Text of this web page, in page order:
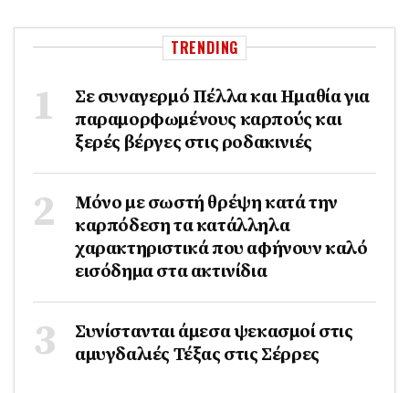
TRENDING
Σε συναγερμό Πέλλα και Ημαθία για
παραμορφωμένους καρπούς και
ξερές βέργες στις ροδακινιές
Μόνο με σωστή θρέψη κατά την
καρπόδεση τα κατάλληλα
χαρακτηριστικά που αφήνουν καλό
εισόδημα στα ακτινίδια
Συνίστανται άμεσα ψεκασμοί στις
αμυγδαλιές Τέξας στις Σέρρες